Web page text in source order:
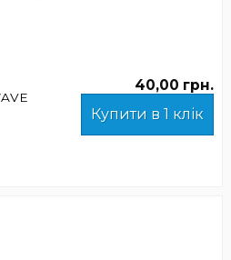
40,00 грн.
Купити в 1 клік